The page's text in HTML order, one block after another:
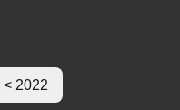
< 2022